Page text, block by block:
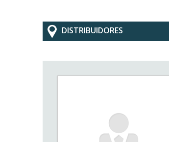
DISTRIBUIDORES